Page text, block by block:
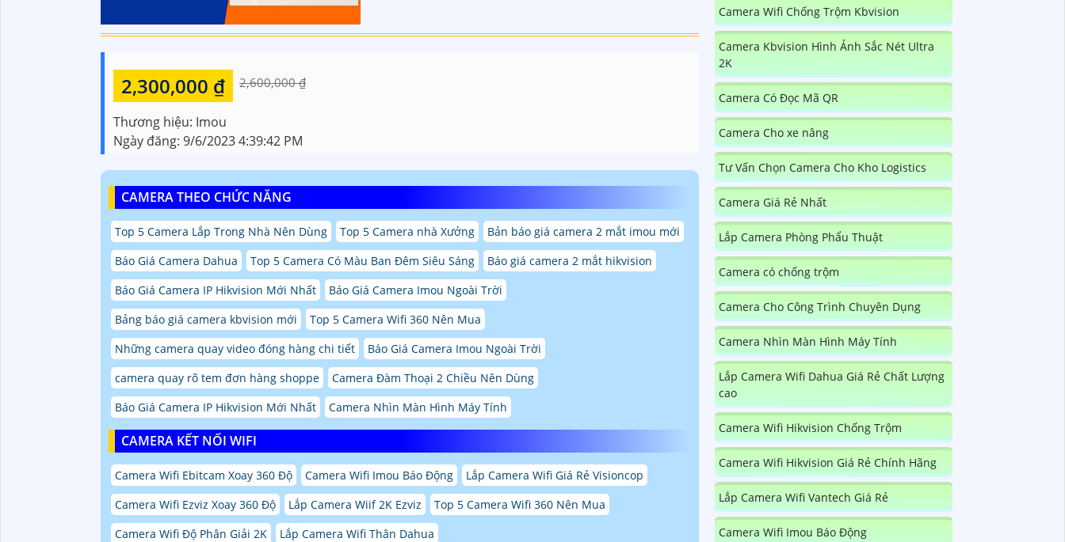
2,300,000 ₫ 2,600,000 ₫
Thương hiệu: Imou
Ngày đăng: 9/6/2023 4:39:42 PM
CAMERA THEO CHỨC NĂNG
Top 5 Camera Lắp Trong Nhà Nên Dùng Top 5 Camera nhà Xưởng
Bản báo giá camera 2 mắt imou mới
Báo Giá Camera Dahua
Top 5 Camera Có Màu Ban Đêm Siêu Sáng
Báo giá camera 2 mắt hikvision
Báo Giá Camera IP Hikvision Mới Nhất
Báo Giá Camera Imou Ngoài Trời
Bảng báo giá camera kbvision mới
Top 5 Camera Wifi 360 Nên Mua
Những camera quay video đóng hàng chi tiết
Báo Giá Camera Imou Ngoài Trời
camera quay rõ tem đơn hàng shoppe
Camera Đàm Thoại 2 Chiều Nên Dùng
Báo Giá Camera IP Hikvision Mới Nhất
Camera Nhìn Màn Hình Máy Tính
CAMERA KẾT NỐI WIFI
Camera Wifi Ebitcam Xoay 360 Độ Camera Wifi Imou Báo Động
Lắp Camera Wifi Giá Rẻ Visioncop
Camera Wifi Ezviz Xoay 360 Độ
Lắp Camera Wiif 2K Ezviz
Top 5 Camera Wifi 360 Nên Mua
Camera Wifi Độ Phân Giải 2K
Lắp Camera Wifi Thân Dahua
Camera Wifi Chống Trộm Kbvision
Camera Kbvision Hình Ảnh Sắc Nét Ultra
2K
Camera Có Đọc Mã QR
Camera Cho xe nâng
Tư Vấn Chọn Camera Cho Kho Logistics
Camera Giá Rẻ Nhất
Lắp Camera Phòng Phẩu Thuật
Camera có chống trộm
Camera Cho Công Trình Chuyên Dụng
Camera Nhìn Màn Hình Máy Tính
Lắp Camera Wifi Dahua Giá Rẻ Chất Lượng
cao
Camera Wifi Hikvision Chống Trộm
Camera Wifi Hikvision Giá Rẻ Chính Hãng
Lắp Camera Wifi Vantech Giá Rẻ
Camera Wifi Imou Báo Động